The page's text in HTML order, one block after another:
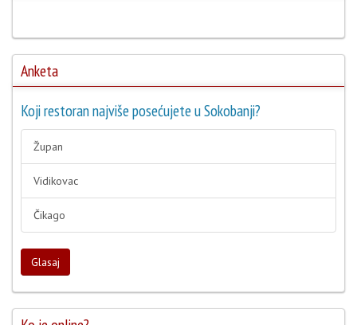
Anketa
Koji restoran najviše posećujete u Sokobanji?
Župan
Vidikovac
Čikago
Glasaj